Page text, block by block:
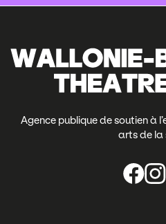
Agence publique de soutien à
arts de la